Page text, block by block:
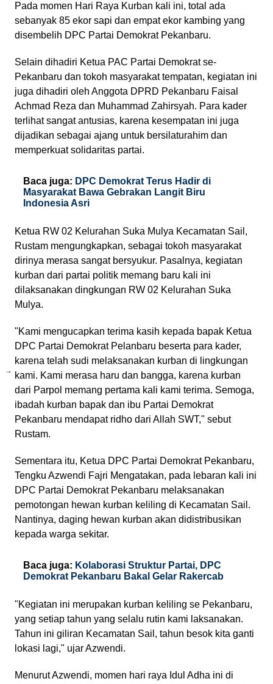
Pada momen Hari Raya Kurban kali ini, total ada
sebanyak 85 ekor sapi dan empat ekor kambing yang
disembelih DPC Partai Demokrat Pekanbaru.
Selain dihadiri Ketua PAC Partai Demokrat se-
Pekanbaru dan tokoh masyarakat tempatan, kegiatan ini
juga dihadiri oleh Anggota DPRD Pekanbaru Faisal
Achmad Reza dan Muhammad Zahirsyah. Para kader
terlihat sangat antusias, karena kesempatan ini juga
dijadikan sebagai ajang untuk bersilaturahim dan
memperkuat solidaritas partai.
Baca juga: DPC Demokrat Terus Hadir di
Masyarakat Bawa Gebrakan Langit Biru
Indonesia Asri
Ketua RW 02 Kelurahan Suka Mulya Kecamatan Sail,
Rustam mengungkapkan, sebagai tokoh masyarakat
dirinya merasa sangat bersyukur. Pasalnya, kegiatan
kurban dari partai politik memang baru kali ini
dilaksanakan dingkungan RW 02 Kelurahan Suka
Mulya.
"Kami mengucapkan terima kasih kepada bapak Ketua
DPC Partai Demokrat Pelanbaru beserta para kader,
karena telah sudi melaksanakan kurban di lingkungan
kami. Kami merasa haru dan bangga, karena kurban
dari Parpol memang pertama kali kami terima. Semoga,
ibadah kurban bapak dan ibu Partai Demokrat
Pekanbaru mendapat ridho dari Allah SWT," sebut
Rustam.
Sementara itu, Ketua DPC Partai Demokrat Pekanbaru,
Tengku Azwendi Fajri Mengatakan, pada lebaran kali ini
DPC Partai Demokrat Pekanbaru melaksanakan
pemotongan hewan kurban keliling di Kecamatan Sail.
Nantinya, daging hewan kurban akan didistribusikan
kepada warga sekitar.
Baca juga: Kolaborasi Struktur Partai, DPC
Demokrat Pekanbaru Bakal Gelar Rakercab
"Kegiatan ini merupakan kurban keliling se Pekanbaru,
yang setiap tahun yang selalu rutin kami laksanakan.
Tahun ini giliran Kecamatan Sail, tahun besok kita ganti
lokasi lagi," ujar Azwendi.
Menurut Azwendi, momen hari raya Idul Adha ini di